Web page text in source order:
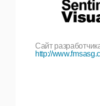
Сайт
http://